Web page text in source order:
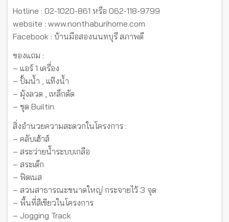
Hotline : 02-1020-861 หรือ 062-118-9799
website : www.nonthaburihome.com
Facebook : บ้านมือสองนนทบุรี สภาพดี
ของแถม :
– แอร์ 1 เครื่อง
– ปั้มน้ำ , แท๊งน้ำ
– มุ้งลวด , เหล็กดัด
– ชุด Builtin
สิ่งอำนวยความสะดวกในโครงการ :
– คลับเฮ้าส์
– สระว่ายน้ำระบบเกลือ
– สระเด็ก
– ฟิตเนส
– สวนสาธารณะขนาดใหญ่ กระจายไว้ 3 จุด
– พื้นที่สีเขียวในโครงการ
– Jogging Track